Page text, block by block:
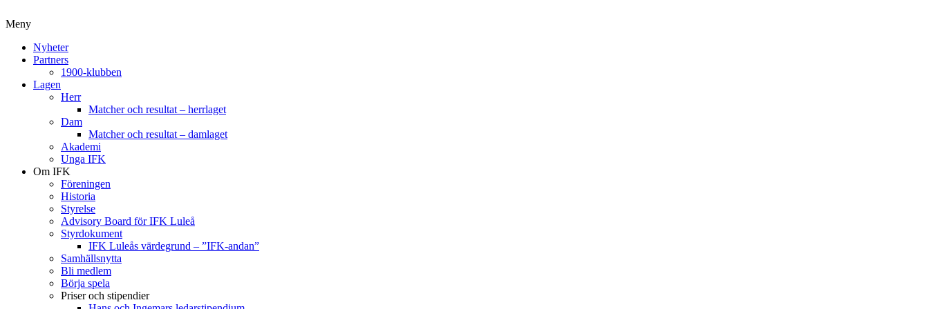
Meny
Nyheter
Partners
1900-klubben
Lagen
Herr
Matcher och resultat – herrlaget
Dam
Matcher och resultat – damlaget
Akademi
Unga IFK
Om IFK
Föreningen
Historia
Styrelse
Advisory Board för IFK Luleå
Styrdokument
IFK Luleås värdegrund – ”IFK-andan”
Samhällsnytta
Bli medlem
Börja spela
Priser och stipendier